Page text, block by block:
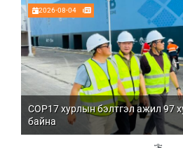
2026-08-04
COP17 хурлын бэлтгэл ажил 97
байна